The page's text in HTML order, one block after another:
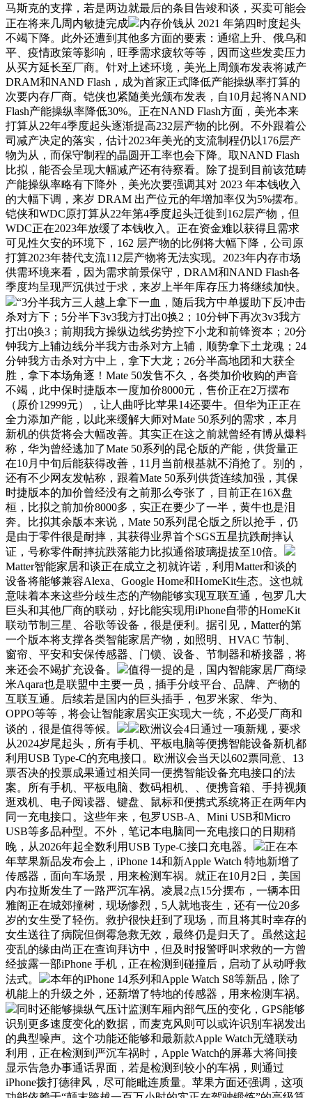
马斯克的支撑，若是两边就最后的条目告竣和谈，买卖可能会
正在将来几周内敏捷完成
内存价钱从 2021 年第四时度起头
不竭下降。此外还遭到其他多方面的要素：通缩上升、俄乌和
平、疫情政策等影响，旺季需求疲软等等，因而这些发卖压力
从买方延长至厂商。针对上述环境，美光上周颁布发表将减产
DRAM和NAND Flash，成为首家正式降低产能操纵率打算的
次要内存厂商。铠侠也紧随美光颁布发表，自10月起将NAND
Flash产能操纵率降低30%。正在NAND Flash方面，美光本来
打算从22年4季度起头逐渐提高232层产物的比例。不外跟着公
司减产决定的落实，估计2023年美光的支流制程仍以176层产
物为从，而保守制程的晶圆开工率也会下降。取NAND Flash
比拟，能否会呈现大幅减产还有待察看。除了提到目前该范畴
产能操纵率略有下降外，美光次要强调其对 2023 年本钱收入
的大幅下调，来岁 DRAM 出产位元的年增加率仅为5%摆布。
铠侠和WDC原打算从22年第4季度起头迁徙到162层产物，但
WDC正在2023年放缓了本钱收入。正在资金难以获得且需求
可见性欠安的环境下，162 层产物的比例将大幅下降，公司原
打算2023年替代支流112层产物将无法实现。2023年内存市场
供需环境来看，因为需求前景保守，DRAM和NAND Flash各
季度均呈现严沉供过于求，来岁上半年库存压力将继续加快。
“3分半我方三人越上拿下一血，随后我方中单援助下反冲击
杀对方下；5分半下3v3我方打出0换2；10分钟下再次3v3我方
打出0换3；前期我方操纵边线劣势控下小龙和前锋资本；20分
钟我方上辅边线分半我方击杀对方上辅，顺势拿下土龙魂；24
分钟我方击杀对方中上，拿下大龙；26分半高地团和大获全
胜，拿下本场角逐！Mate 50发售不久，各类加价收购的声音
不竭，此中保时捷版本一度加价8000元，售价正在2万摆布
（原价12999元），让人曲呼比苹果14还要牛。但华为正正在
全力添加产能，以此来缓解大师对Mate 50系列的需求，本月
新机的供货将会大幅改善。其实正在这之前就曾经有博从爆料
称，华为曾经逃加了Mate 50系列的昆仑版的产能，供货量正
在10月中旬后能获得改善，11月当前根基就不消抢了。别的，
还有不少网友发帖称，跟着Mate 50系列供货连续加强，其保
时捷版本的加价曾经没有之前那么夸张了，目前正在16X盘
桓，比拟之前加价8000多，实正在要少了一半，黄牛也是泪
奔。比拟其余版本来说，Mate 50系列昆仑版之所以抢手，仍
是由于零件很是耐摔，其获得业界首个SGS五星抗跌耐摔认
证，号称零件耐摔抗跌落能力比拟通俗玻璃提拔至10倍。
Matter智能家居和谈正在成立之初就许诺，利用Matter和谈的
设备将能够兼容Alexa、Google Home和HomeKit生态。这也就
意味着本来这些分歧生态的产物能够实现互联互通，包罗几大
巨头和其他厂商的联动，好比能实现用iPhone自带的HomeKit
联动节制三星、谷歌等设备，很是便利。据引见，Matter的第
一个版本将支撑各类智能家居产物，如照明、HVAC 节制、
窗帘、平安和安保传感器、门锁、设备、节制器和桥接器，将
来还会不竭扩充设备。
值得一提的是，国内智能家居厂商绿
米Aqara也是联盟中主要一员，插手分歧平台、品牌、产物的
互联互通。后续若是国内的巨头插手，包罗米家、华为、
OPPO等等，将会让智能家居实正实现大一统，不必受厂商和
谈的，很是值得等候。
欧洲议会4日通过一项新规，要求
从2024岁尾起头，所有手机、平板电脑等便携智能设备新机都
利用USB Type-C的充电接口。欧洲议会当天以602票同意、13
票否决的投票成果通过相关同一便携智能设备充电接口的法
案。所有手机、平板电脑、数码相机、、便携音箱、手持视频
逛戏机、电子阅读器、键盘、鼠标和便携式系统将正在两年内
同一充电接口。这些年来，包罗USB-A、Mini USB和Micro
USB等多品种型。不外，笔记本电脑同一充电接口的日期稍
晚，从2026年起全数利用USB Type-C接口充电器。
正在本
年苹果新品发布会上，iPhone 14和新Apple Watch 特地新增了
传感器，面向车场景，用来检测车祸。就正在10月2日，美国
内布拉斯发生了一路严沉车祸。凌晨2点15分摆布，一辆本田
雅阁正在城郊撞树，现场惨烈，5人就地丧生，还有一位20多
岁的女生受了轻伤。救护很快赶到了现场，而且将其时幸存的
女生送往了病院但倒霉急救无效，最终仍是归天了。虽然这起
变乱的缘由尚正在查询拜访中，但及时报警呼叫求救的一方曾
经披露一部iPhone 手机，正在检测到碰撞后，启动了从动呼救
法式。
本年的iPhone 14系列和Apple Watch S8等新品，除了
机能上的升级之外，还新增了特地的传感器，用来检测车祸。
同时还能够操纵气压计监测车厢内部气压的变化，GPS能够
识别更多速度变化的数据，而麦克风则可以或许识别车祸发出
的典型噪声。这个功能还能够和最新款Apple Watch无缝联动
利用，正在检测到严沉车祸时，Apple Watch的屏幕大将间接
显示告急办事通话界面，若是检测到较小的车祸，则通过
iPhone拨打德律风，尽可能毗连质量。苹果方面还强调，这项